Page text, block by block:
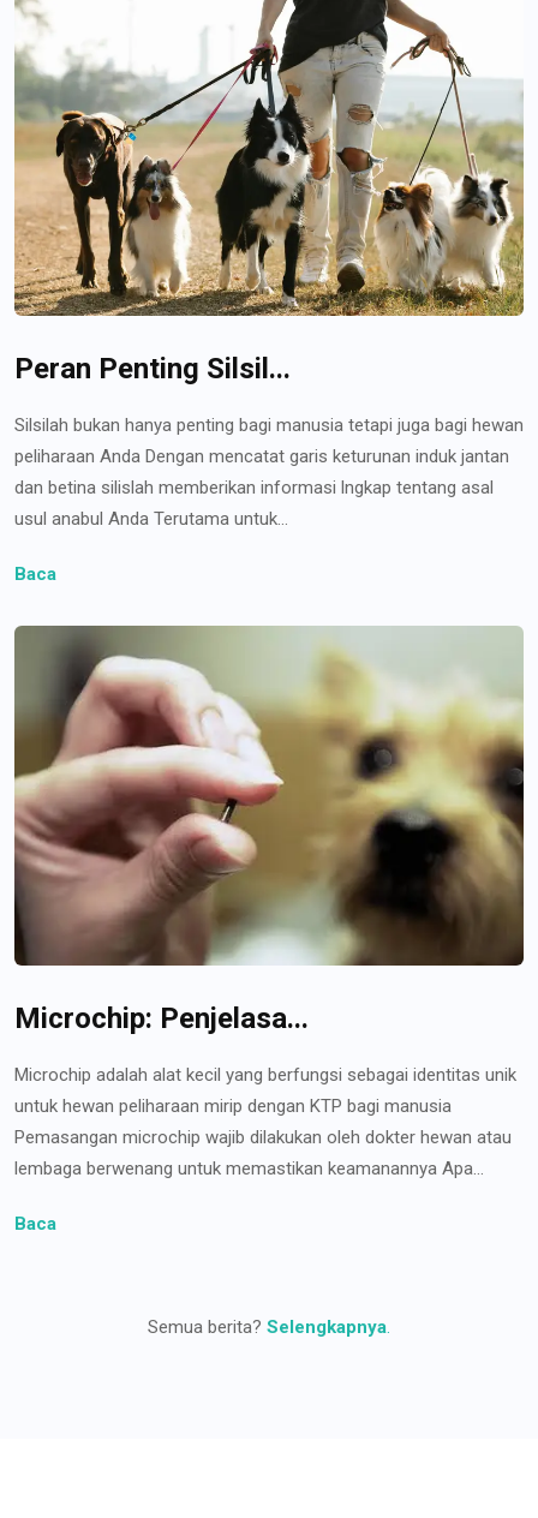
Peran Penting Silsil...
Silsilah bukan hanya penting bagi manusia tetapi juga bagi hewan
peliharaan Anda Dengan mencatat garis keturunan induk jantan
dan betina silislah memberikan informasi lngkap tentang asal
usul anabul Anda Terutama untuk...
Baca
Microchip: Penjelasa...
Microchip adalah alat kecil yang berfungsi sebagai identitas unik
untuk hewan peliharaan mirip dengan KTP bagi manusia
Pemasangan microchip wajib dilakukan oleh dokter hewan atau
lembaga berwenang untuk memastikan keamanannya Apa...
Baca
Semua berita? Selengkapnya.